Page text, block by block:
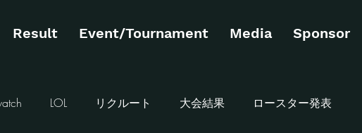
Result Event/Tournament Media Sponsor
LOL リクルート 大会結果 ロースター発表